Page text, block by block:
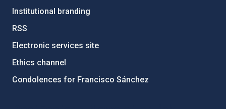
Institutional branding
RSS
Electronic services site
Ethics channel
Condolences for Francisco Sánchez